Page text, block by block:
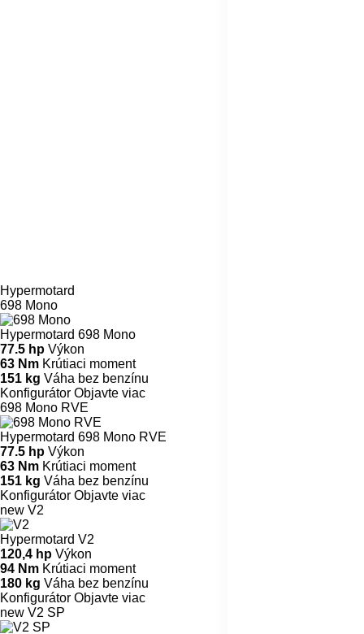
Hypermotard
698 Mono
Hypermotard 698 Mono
77.5 hp Výkon
63 Nm Krútiaci moment
151 kg Váha bez benzínu
Konfigurátor Objavte viac
698 Mono RVE
Hypermotard 698 Mono RVE
77.5 hp Výkon
63 Nm Krútiaci moment
151 kg Váha bez benzínu
Konfigurátor Objavte viac
new V2
Hypermotard V2
120,4 hp Výkon
94 Nm Krútiaci moment
180 kg Váha bez benzínu
Konfigurátor Objavte viac
new V2 SP